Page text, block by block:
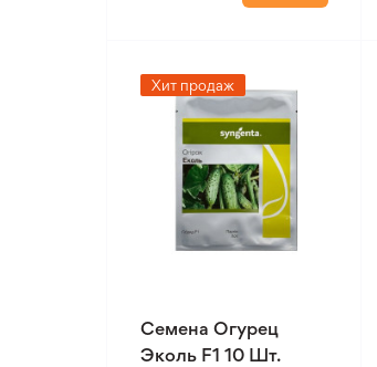
Хит продаж
Семена Огурец
Эколь F1 10 Шт.